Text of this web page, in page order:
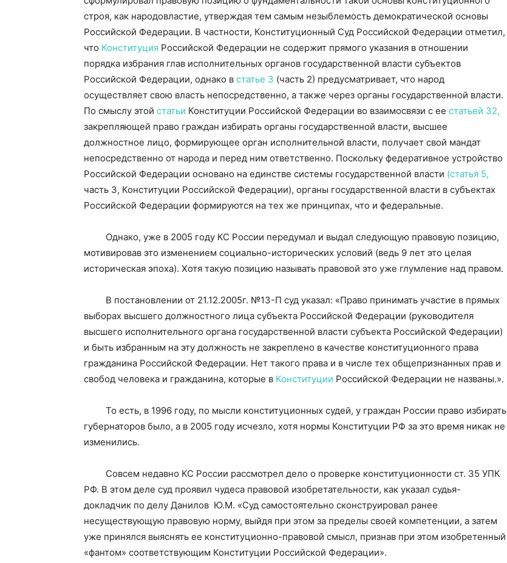
строя, как народовластие, утверждая тем самым незыблемость демократической основы
Российской Федерации. В частности, Конституционный Суд Российской Федерации отметил,
что Конституция Российской Федерации не содержит прямого указания в отношении
порядка избрания глав исполнительных органов государственной власти субъектов
Российской Федерации, однако в статье 3 (часть 2) предусматривает, что народ
осуществляет свою власть непосредственно, а также через органы государственной власти.
По смыслу этой статьи Конституции Российской Федерации во взаимосвязи с ее статьей 32,
закрепляющей право граждан избирать органы государственной власти, высшее
должностное лицо, формирующее орган исполнительной власти, получает свой мандат
непосредственно от народа и перед ним ответственно. Поскольку федеративное устройство
Российской Федерации основано на единстве системы государственной власти (статья 5,
часть 3, Конституции Российской Федерации), органы государственной власти в субъектах
Российской Федерации формируются на тех же принципах, что и федеральные.
Однако, уже в 2005 году КС России передумал и выдал следующую правовую позицию,
мотивировав это изменением социально-исторических условий (ведь 9 лет это целая
историческая эпоха). Хотя такую позицию называть правовой это уже глумление над правом.
В постановлении от 21.12.2005г. №13-П суд указал: «Право принимать участие в прямых
выборах высшего должностного лица субъекта Российской Федерации (руководителя
высшего исполнительного органа государственной власти субъекта Российской Федерации)
и быть избранным на эту должность не закреплено в качестве конституционного права
гражданина Российской Федерации. Нет такого права и в числе тех общепризнанных прав и
свобод человека и гражданина, которые в Конституции Российской Федерации не названы.».
То есть, в 1996 году, по мысли конституционных судей, у граждан России право избирать
губернаторов было, а в 2005 году исчезло, хотя нормы Конституции РФ за это время никак не
изменились.
Совсем недавно КС России рассмотрел дело о проверке конституционности ст. 35 УПК
РФ. В этом деле суд проявил чудеса правовой изобретательности, как указал судья-
докладчик по делу Данилов Ю.М. «Суд самостоятельно сконструировал ранее
несуществующую правовую норму, выйдя при этом за пределы своей компетенции, а затем
уже принялся выяснять ее конституционно-правовой смысл, признав при этом изобретенный
«фантом» соответствующим Конституции Российской Федерации».